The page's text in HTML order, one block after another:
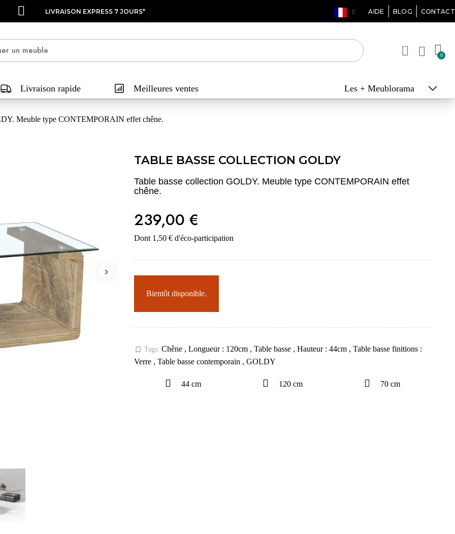
LIVRAISON EXPRESS 7 JOURS* AIDE BLOG CONTACT
Livraison rapide Meilleures ventes Les + Meublorama
Meuble type CONTEMPORAIN effet chêne.
TABLE BASSE COLLECTION GOLDY
Table basse collection GOLDY. Meuble type CONTEMPORAIN effet
chêne.
239,00 €
Dont 1,50 € d'éco-participation
Bientôt disponible.
bookmark_border Tags: Chêne , Longueur : 120cm , Table basse , Hauteur : 44cm , Table basse finitions :
Verre , Table basse contemporain , GOLDY
44 cm 120 cm 70 cm